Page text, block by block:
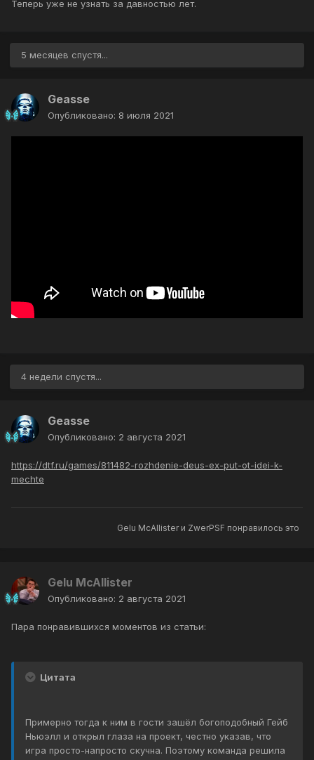
Теперь уже не узнать за давностью лет.
5 месяцев спустя...
Geasse
Опубликовано: 8 июля 2021
4 недели спустя...
Geasse
Опубликовано: 2 августа 2021
https://dtf.ru/games/811482-rozhdenie-deus-ex-put-ot-idei-k-
mechte
Gelu McAllisterи ZwerPSF понравилось это
Gelu McAllister
Опубликовано: 2 августа 2021
Пара понравившихся моментов из статьи:
Цитата
Примерно тогда к ним в гости зашёл богоподобный Гейб
Ньюэлл и открыл глаза на проект, честно указав, что
игра просто-напросто скучна. Поэтому команда решила